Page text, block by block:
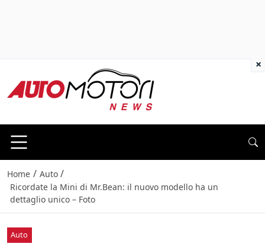
Home / Auto /
Ricordate la Mini di Mr.Bean: il nuovo modello ha un
dettaglio unico – Foto
Auto
×